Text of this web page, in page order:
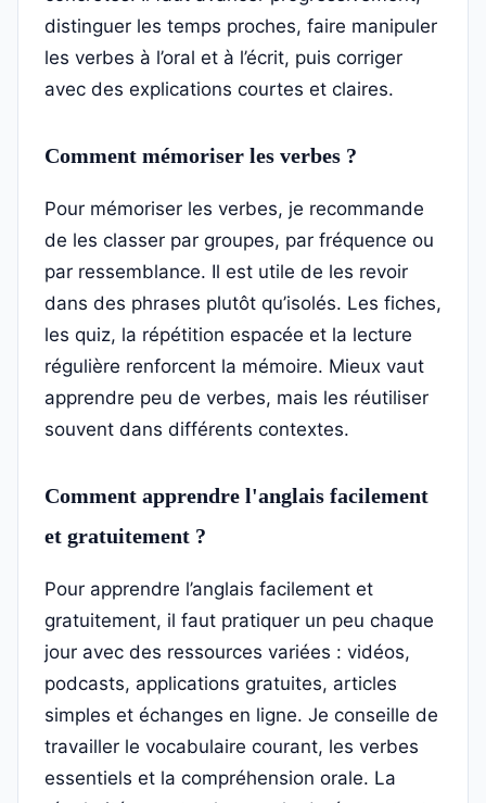
distinguer les temps proches, faire manipuler
les verbes à l’oral et à l’écrit, puis corriger
avec des explications courtes et claires.
Comment mémoriser les verbes ?
Pour mémoriser les verbes, je recommande
de les classer par groupes, par fréquence ou
par ressemblance. Il est utile de les revoir
dans des phrases plutôt qu’isolés. Les fiches,
les quiz, la répétition espacée et la lecture
régulière renforcent la mémoire. Mieux vaut
apprendre peu de verbes, mais les réutiliser
souvent dans différents contextes.
Comment apprendre l'anglais facilement
et gratuitement ?
Pour apprendre l’anglais facilement et
gratuitement, il faut pratiquer un peu chaque
jour avec des ressources variées : vidéos,
podcasts, applications gratuites, articles
simples et échanges en ligne. Je conseille de
travailler le vocabulaire courant, les verbes
essentiels et la compréhension orale. La